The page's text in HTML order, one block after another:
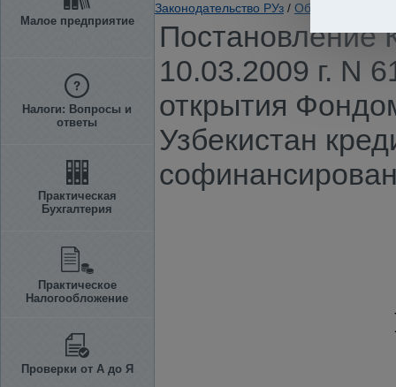
Малое предприятие
Налоги: Вопросы и
ответы
Практическая
Бухгалтерия
Практическое
Налогообложение
Проверки от А до Я
Законодательство РУз / Общие вопросы
Постановление
10.03.2009 г. N
открытия
Узбекистан